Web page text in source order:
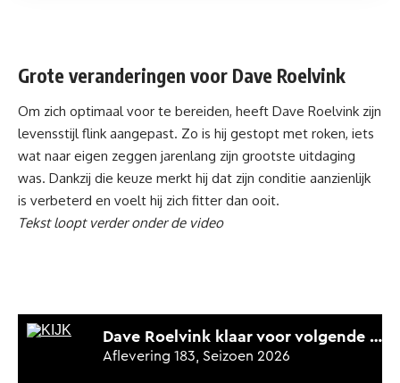
Grote veranderingen voor Dave Roelvink
Om zich optimaal voor te bereiden, heeft Dave Roelvink zijn
levensstijl flink aangepast. Zo is hij gestopt met roken, iets
wat naar eigen zeggen jarenlang zijn grootste uitdaging
was. Dankzij die keuze merkt hij dat zijn conditie aanzienlijk
is verbeterd en voelt hij zich fitter dan ooit.
Tekst loopt verder onder de video